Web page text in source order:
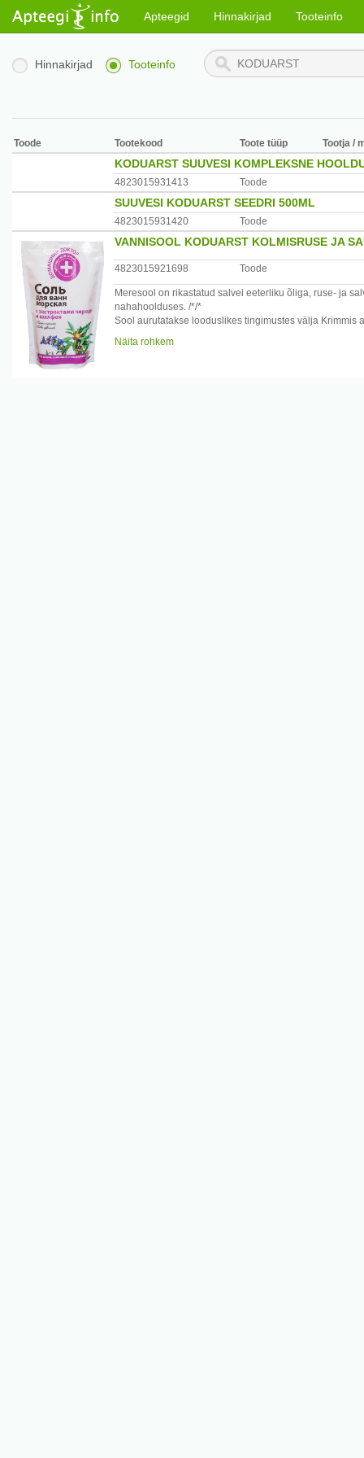
Apteegid Hinnakirjad Tooteinfo
Hinnakirjad Tooteinfo
Toode Tootekood Toote tüüp Tootja /
KODUARST SUUVESI KOMPLEKSNE
4823015931413 Toode
SUUVESI KODUARST SEEDRI 500ML
4823015931420 Toode
VANNISOOL KODUARST KOLMISRUSE JA
4823015921698 Toode
Meresool on rikastatud salvei eeterliku õliga, ruse- ja
nahahoolduses. /*/*
Sool aurutatakse looduslikes tingimustes välja Krimmis
Näita rohkem